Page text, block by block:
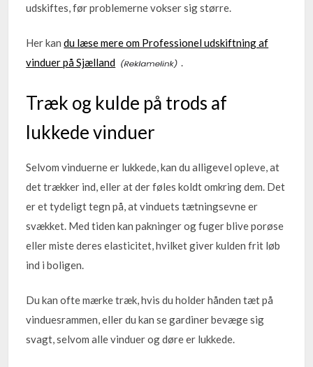
udskiftes, før problemerne vokser sig større.
Her kandu læse mere om Professionel udskiftning af
vinduer på Sjælland
.
Træk og kulde på trods af
lukkede vinduer
Selvom vinduerne er lukkede, kan du alligevel opleve, at
det trækker ind, eller at der føles koldt omkring dem. Det
er et tydeligt tegn på, at vinduets tætningsevne er
svækket. Med tiden kan pakninger og fuger blive porøse
eller miste deres elasticitet, hvilket giver kulden frit løb
ind i boligen.
Du kan ofte mærke træk, hvis du holder hånden tæt på
vinduesrammen, eller du kan se gardiner bevæge sig
svagt, selvom alle vinduer og døre er lukkede.